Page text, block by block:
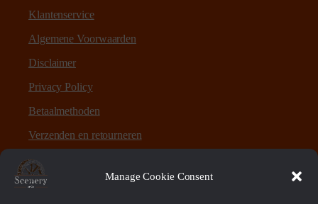
Manage Cookie Consent
Klantenservice
Algemene Voorwaarden
Disclaimer
Privacy Policy
Betaalmethoden
Verzenden en retourneren
Sitemap